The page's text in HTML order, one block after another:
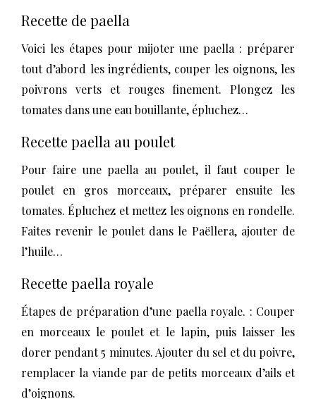
Recette de paella
Voici les étapes pour mijoter une paella : préparer
tout d’abord les ingrédients, couper les oignons, les
poivrons verts et rouges finement. Plongez les
tomates dans une eau bouillante, épluchez…
Recette paella au poulet
Pour faire une paella au poulet, il faut couper le
poulet en gros morceaux, préparer ensuite les
tomates. Épluchez et mettez les oignons en rondelle.
Faites revenir le poulet dans le Paëllera, ajouter de
l’huile…
Recette paella royale
Étapes de préparation d’une paella royale. : Couper
en morceaux le poulet et le lapin, puis laisser les
dorer pendant 5 minutes. Ajouter du sel et du poivre,
remplacer la viande par de petits morceaux d’ails et
d’oignons.